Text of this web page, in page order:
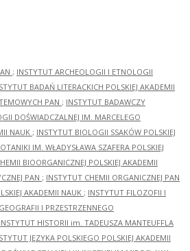
; INSTYTUT ARCHEOLOGII I ETNOLOGII
BADAŃ LITERACKICH POLSKIEJ AKADEMII
PAN ; INSTYTUT BADAWCZY
DOŚWIADCZALNEJ IM. MARCELEGO
NAUK ; INSTYTUT BIOLOGII SSAKÓW POLSKIEJ
IM. WŁADYSŁAWA SZAFERA POLSKIEJ
BIOORGANICZNEJ POLSKIEJ AKADEMII
PAN ; INSTYTUT CHEMII ORGANICZNEJ PAN
AKADEMII NAUK ; INSTYTUT FILOZOFII I
I PRZESTRZENNEGO
INSTYTUT HISTORII im. TADEUSZA MANTEUFFLA
JĘZYKA POLSKIEGO POLSKIEJ AKADEMII